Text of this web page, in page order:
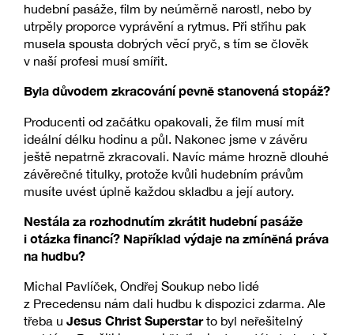
hudební pasáže, film by neúměrně narostl, nebo by
utrpěly proporce vyprávění a rytmus. Při střihu pak
musela spousta dobrých věcí pryč, s tím se člověk
v naší profesi musí smířit.
Byla důvodem zkracování pevně stanovená stopáž?
Producenti od začátku opakovali, že film musí mít
ideální délku hodinu a půl. Nakonec jsme v závěru
ještě nepatrně zkracovali. Navíc máme hrozně dlouhé
závěrečné titulky, protože kvůli hudebním právům
musíte uvést úplně každou skladbu a její autory.
Nestála za rozhodnutím zkrátit hudební pasáže
i otázka financí? Například výdaje na zmíněná práva
na hudbu?
Michal Pavlíček, Ondřej Soukup nebo lidé
z Precedensu nám dali hudbu k dispozici zdarma. Ale
třeba u Jesus Christ Superstarto byl neřešitelný